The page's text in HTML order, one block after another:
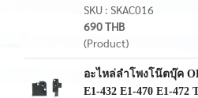
SKU : SKAC016
690 THB
(Product)
อะไหล่ลำโพงโน๊ตบุ๊ค
E1-432 E1-470 E1-